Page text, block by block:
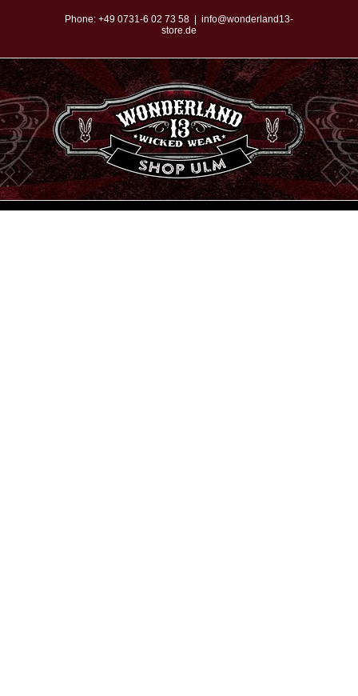
springen
Phone: +49 0731-6 02 73 58
info@wonderland13-
store.de